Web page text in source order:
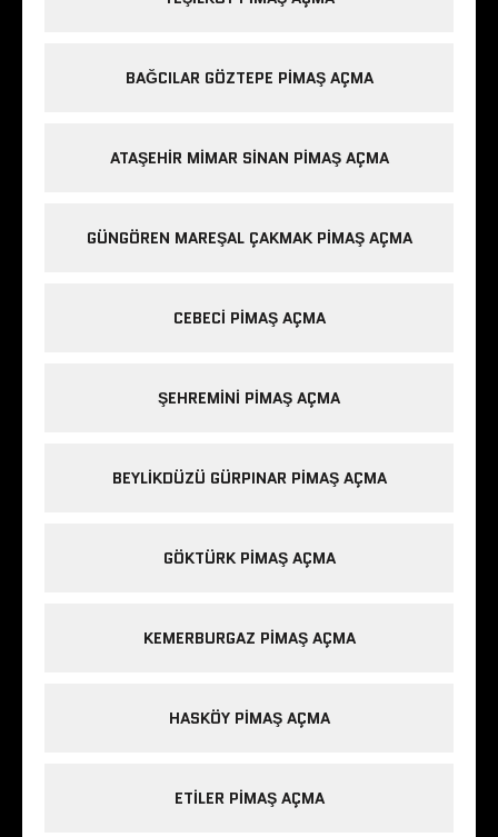
BAĞCILAR GÖZTEPE PIMAŞ AÇMA
ATAŞEHIR MIMAR SINAN PIMAŞ AÇMA
GÜNGÖREN MAREŞAL ÇAKMAK PIMAŞ AÇMA
CEBECI PIMAŞ AÇMA
ŞEHREMINI PIMAŞ AÇMA
BEYLIKDÜZÜ GÜRPINAR PIMAŞ AÇMA
GÖKTÜRK PIMAŞ AÇMA
KEMERBURGAZ PIMAŞ AÇMA
HASKÖY PIMAŞ AÇMA
ETILER PIMAŞ AÇMA